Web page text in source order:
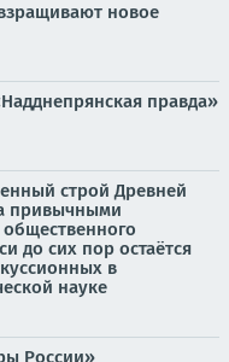
новое
правда»
строй Древней
привычными
до сих пор остаётся
в
науке
России»